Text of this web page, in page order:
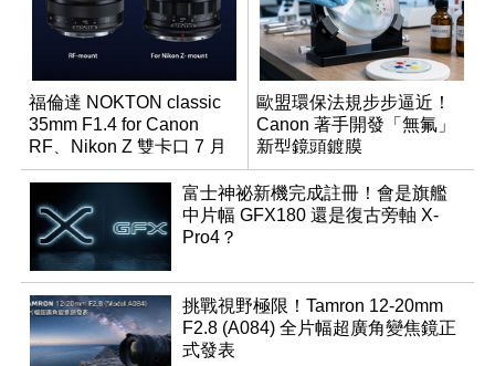
福倫達 NOKTON classic
35mm F1.4 for Canon
RF、Nikon Z 雙卡口 7 月
同步登台
歐盟環保法規步步逼近！
Canon 著手開發「無氟」
新型鏡頭鍍膜
富士神祕新機完成註冊！會是旗艦
中片幅 GFX180 還是復古旁軸 X-
Pro4？
挑戰視野極限！Tamron 12-20mm
F2.8 (A084) 全片幅超廣角變焦鏡正
式發表